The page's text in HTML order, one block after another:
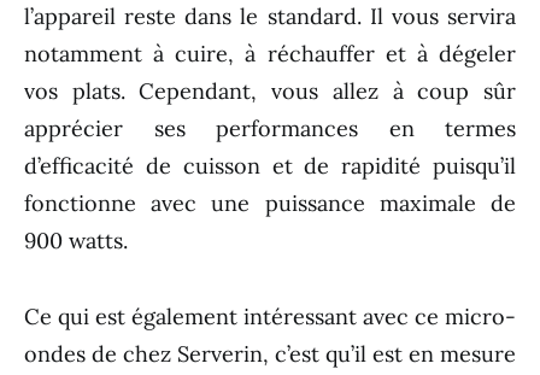
l’appareil reste dans le standard. Il vous servira
notamment à cuire, à réchauffer et à dégeler
vos plats. Cependant, vous allez à coup sûr
apprécier ses performances en termes
d’efficacité de cuisson et de rapidité puisqu’il
fonctionne avec une puissance maximale de
900 watts.
Ce qui est également intéressant avec ce micro-
ondes de chez Serverin, c’est qu’il est en mesure